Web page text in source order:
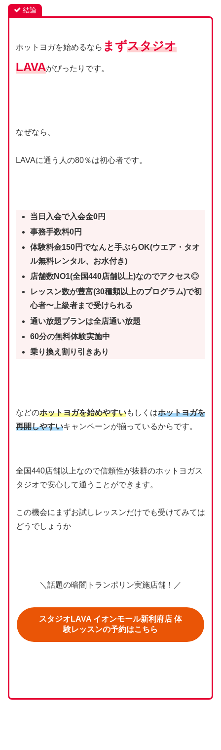
結論
ホットヨガを始めるなら まずスタジオ
LAVAがぴったりです。
なぜなら、
LAVAに通う人の80％は初心者です。
当日入会で入会金0円
事務手数料0円
体験料金150円でなんと手ぶらOK(ウエア・タオ
ル無料レンタル、お水付き)
店舗数NO1(全国440店舗以上)なのでアクセス◎
レッスン数が豊富(30種類以上のプログラム)で初
心者〜上級者まで受けられる
通い放題プランは全店通い放題
60分の無料体験実施中
乗り換え割り引きあり
などのホットヨガを始めやすいもしくはホットヨガを
再開しやすいキャンペーンが揃っているからです。
全国440店舗以上なので信頼性が抜群のホットヨガス
タジオで安心して通うことができます。
この機会にまずお試しレッスンだけでも受けてみては
どうでしょうか
＼話題の暗闇トランポリン実施店舗！／
スタジオLAVA イオンモール新利府店 体
験レッスンの予約はこちら